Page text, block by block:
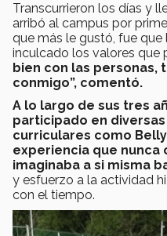
Transcurrieron los días y
arribó al campus por
que más le gustó, fue
inculcado los valores que
bien con las personas,
conmigo”, comentó.
A lo largo de sus tres
participado en
curriculares como
experiencia que nunca
imaginaba a si misma
y esfuerzo a la actividad
con el tiempo.